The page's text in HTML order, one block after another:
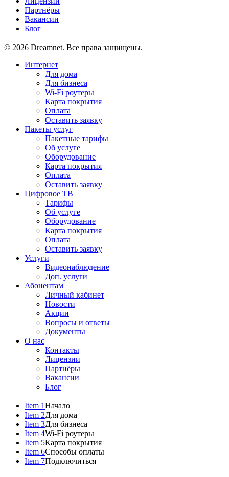
Партнёры
Вакансии
Блог
© 2026 Dreamnet. Все права защищены.
Интернет
Для дома
Для бизнеса
Wi-Fi роутеры
Карта покрытия
Оплата
Оставить заявку
Пакеты услуг
Пакетные тарифы
Об услуге
Оборудование
Карта покрытия
Оплата
Оставить заявку
Цифровое ТВ
Тарифы
Об услуге
Оборудование
Карта покрытия
Оплата
Оставить заявку
Услуги
Видеонаблюдение
Доп. услуги
Абонентам
Личный кабинет
Новости
Акции
Вопросы и ответы
Документы
О нас
Контакты
Лицензии
Партнёры
Вакансии
Блог
Item 1Начало
Item 2Для дома
Item 3Для бизнеса
Item 4Wi-Fi роутеры
Item 5Карта покрытия
Item 6Способы оплаты
Item 7Подключиться